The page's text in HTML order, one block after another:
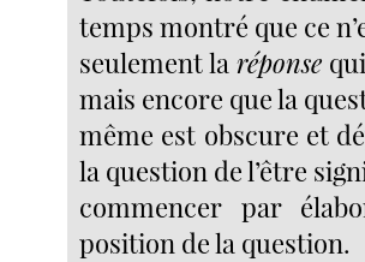
temps montré que ce
seulement la réponse
mais encore que la
même est obscure et
la question de l’être
commencer par
position de la question.